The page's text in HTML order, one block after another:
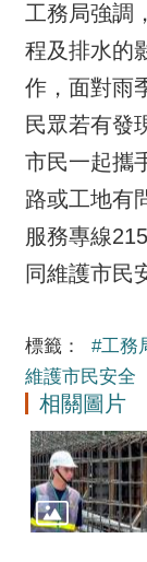
工務局強調
程及排水的
作，面對雨
民眾若有發
市民一起攜
路或工地有
服務專線
同維護市民
標籤：
#工務
維護市民安全
相關圖片